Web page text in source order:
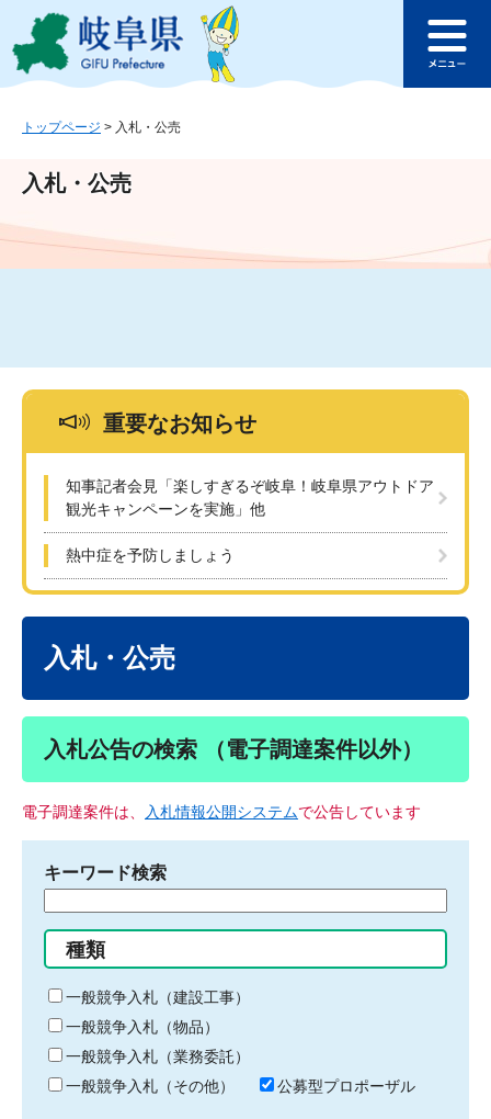
ジ
ュ
文
このページの本文へ
ュ
トップページ > 入札・公売
入札・公売
重要なお知らせ
知事記者会見「楽しすぎるぞ岐阜！岐阜県アウトドア
観光キャンペーンを実施」他
熱中症を予防しましょう
入札・公売
入札公告の検索 （電子調達案件以外）
電子調達案件は、 入札情報公開システムで公告しています
キーワード検索
る
キ
ー
ワ
ー
ド
種類
一般競争入札（建設工事）
一般競争入札（物品）
一般競争入札（業務委託）
一般競争入札（その他）
公募型プロポーザル